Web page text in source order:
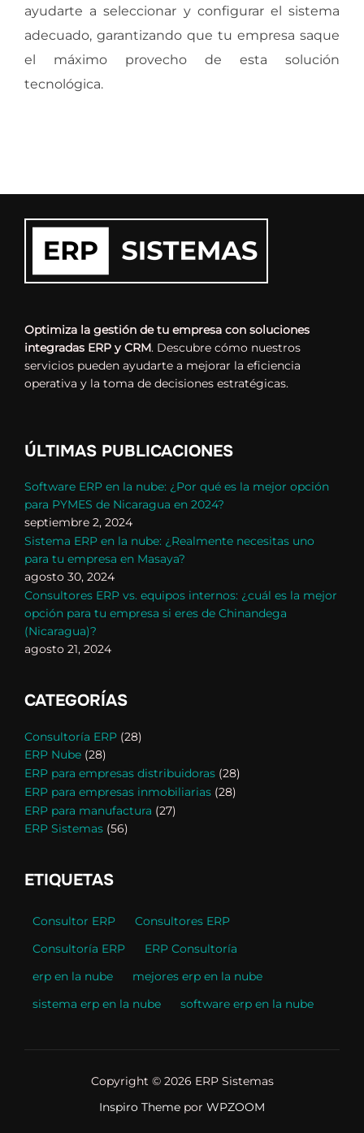
ayudarte a seleccionar y configurar el sistema
adecuado, garantizando que tu empresa saque
el máximo provecho de esta solución
tecnológica.
Optimiza la gestión de tu empresa con soluciones
integradas ERP y CRM. Descubre cómo nuestros
servicios pueden ayudarte a mejorar la eficiencia
operativa y la toma de decisiones estratégicas.
ÚLTIMAS PUBLICACIONES
Software ERP en la nube: ¿Por qué es la mejor opción
para PYMES de Nicaragua en 2024?
septiembre 2, 2024
Sistema ERP en la nube: ¿Realmente necesitas uno
para tu empresa en Masaya?
agosto 30, 2024
Consultores ERP vs. equipos internos: ¿cuál es la mejor
opción para tu empresa si eres de Chinandega
(Nicaragua)?
agosto 21, 2024
CATEGORÍAS
Consultoría ERP (28)
ERP Nube (28)
ERP para empresas distribuidoras (28)
ERP para empresas inmobiliarias (28)
ERP para manufactura (27)
ERP Sistemas (56)
ETIQUETAS
Consultor ERP
Consultores ERP
Consultoría ERP
ERP Consultoría
erp en la nube
mejores erp en la nube
sistema erp en la nube
software erp en la nube
Copyright © 2026 ERP Sistemas
Inspiro Theme por WPZOOM